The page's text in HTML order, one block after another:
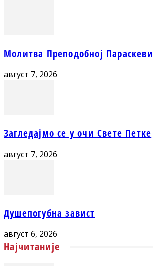
Молитва Преподобној Параскеви
август 7, 2026
Загледајмо се у очи Свете Петке
август 7, 2026
Душепогубна завист
август 6, 2026
Најчитаније